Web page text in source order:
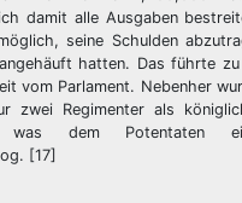
damit alle Ausgaben
seine Schulden
hatten. Das führte
vom Parlament. Nebenher
zwei Regimenter als
was dem Potentaten
[17]